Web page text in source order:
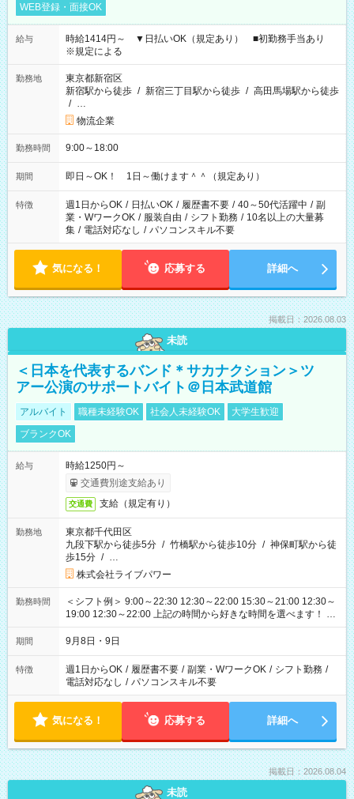
WEB登録・面接OK
給与
時給1414円～ ▼日払いOK（規定あり） ■初勤務手当あり
※規定による
勤務地
東京都新宿区
新宿駅から徒歩 / 新宿三丁目駅から徒歩 / 高田馬場駅から徒歩
/ …
物流企業
勤務時間 9:00～18:00
期間 即日～OK！ 1日～働けます＾＾（規定あり）
特徴 週1日からOK / 日払いOK / 履歴書不要 / 40～50代活躍中 / 副
業・WワークOK / 服装自由 / シフト勤務 / 10名以上の大量募
集 / 電話対応なし / パソコンスキル不要
気になる！ 応募する 詳細へ
掲載日：2026.08.03
未読
＜日本を代表するバンド＊サカナクション＞ツ
アー公演のサポートバイト＠日本武道館
アルバイト 職種未経験OK 社会人未経験OK
大学生歓迎
ブランクOK
給与
時給1250円～
交通費別途支給あり
交通費 支給（規定有り）
勤務地
東京都千代田区
九段下駅から徒歩5分 / 竹橋駅から徒歩10分 / 神保町駅から徒
歩15分 / …
株式会社ライブパワー
勤務時間
＜シフト例＞ 9:00～22:30 12:30～22:00 15:30～21:00 12:30～
19:00 12:30～22:00 上記の時間から好きな時間を選べます！ ※
時間は変更となる可能性があります
期間 9月8日・9日
特徴 週1日からOK / 履歴書不要 / 副業・WワークOK / シフト勤務 /
電話対応なし / パソコンスキル不要
気になる！ 応募する 詳細へ
掲載日：2026.08.04
未読